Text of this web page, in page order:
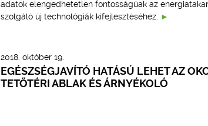
adatok elengedhetetlen fontosságúak az
szolgáló új technológiák kifejlesztéséhez.
2018. október 19.
EGÉSZSÉGJAVÍTÓ HATÁSÚ LEHET AZ
TETŐTÉRI ABLAK ÉS ÁRNYÉKOLÓ